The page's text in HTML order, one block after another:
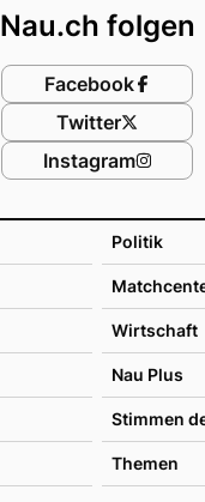
Politik
Wirtschaft
Nau Plus
Stimmen
Themen
Nau.ch folgen
Facebook
Twitter
Instagram